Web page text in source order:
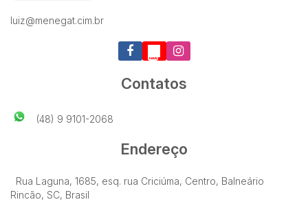
luiz@menegat.cim.br
Contatos
(48) 9 9101-2068
Endereço
Rua Laguna, 1685, esq. rua Criciúma, Centro, Balneário
Rincão, SC, Brasil